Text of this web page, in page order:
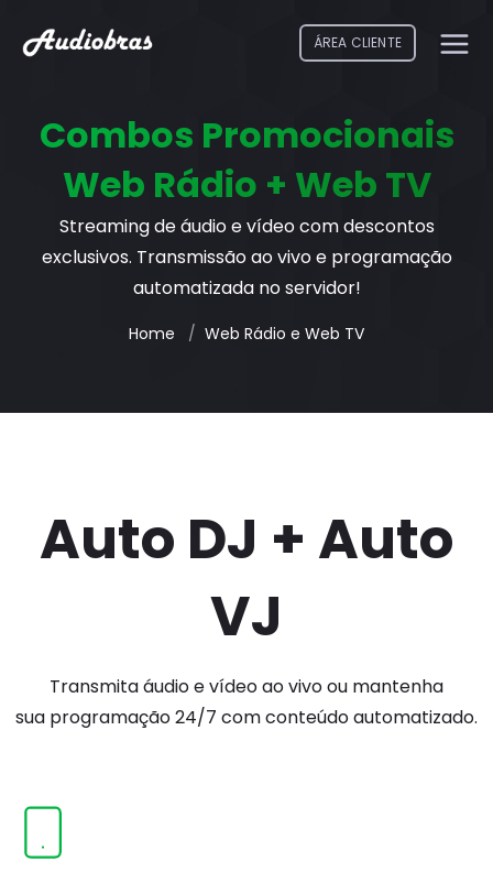
ÁREA CLIENTE
Combos Promocionais
Web Rádio + Web TV
Streaming de áudio e vídeo com descontos
exclusivos. Transmissão ao vivo e programação
automatizada no servidor!
Home Web Rádio e Web TV
Auto DJ + Auto
VJ
Transmita áudio e vídeo ao vivo ou mantenha
sua programação 24/7 com conteúdo automatizado.